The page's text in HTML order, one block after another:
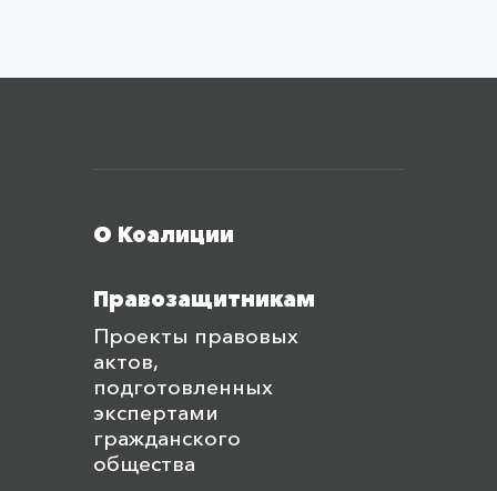
О Коалиции
Правозащитникам
Проекты правовых
актов,
подготовленных
экспертами
гражданского
общества